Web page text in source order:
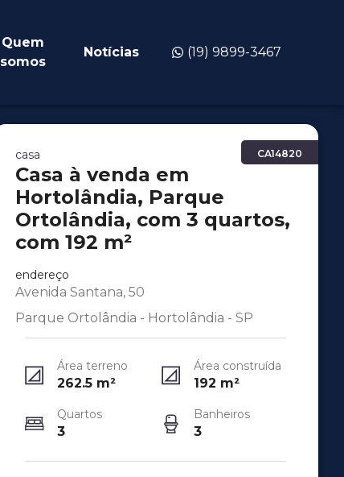
Quem
somos
Notícias (19) 9899-3467
CA14820
casa
Casa à venda em
Hortolândia, Parque
Ortolândia, com 3 quartos,
com 192 m²
endereço
Avenida Santana, 50
Parque Ortolândia - Hortolândia - SP
Área terreno
262.5m²
Área construída
192 m²
Quartos
3
Banheiros
3